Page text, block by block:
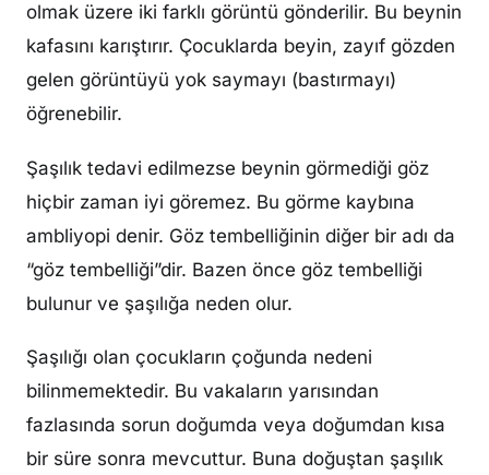
olmak üzere iki farklı görüntü gönderilir. Bu beynin
kafasını karıştırır. Çocuklarda beyin, zayıf gözden
gelen görüntüyü yok saymayı (bastırmayı)
öğrenebilir.
Şaşılık tedavi edilmezse beynin görmediği göz
hiçbir zaman iyi göremez. Bu görme kaybına
ambliyopi denir. Göz tembelliğinin diğer bir adı da
“göz tembelliği”dir. Bazen önce göz tembelliği
bulunur ve şaşılığa neden olur.
Şaşılığı olan çocukların çoğunda nedeni
bilinmemektedir. Bu vakaların yarısından
fazlasında sorun doğumda veya doğumdan kısa
bir süre sonra mevcuttur. Buna doğuştan şaşılık